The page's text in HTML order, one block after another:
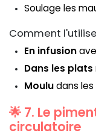
Soulage les
Comment
En infusion
Dans les plats
Mouludans
🌟 7. Le
circulatoire